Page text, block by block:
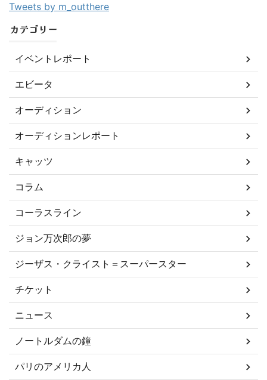
Tweets by m_outthere
カテゴリー
イベントレポート
エビータ
オーディション
オーディションレポート
キャッツ
コラム
コーラスライン
ジョン万次郎の夢
ジーザス・クライスト＝スーパースター
チケット
ニュース
ノートルダムの鐘
パリのアメリカ人